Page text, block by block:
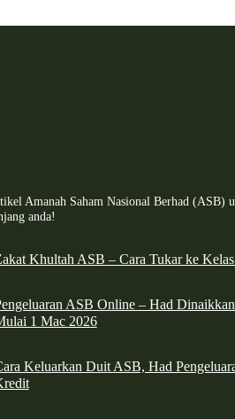
Amanah Saham Nasional Berhad (ASB)
anda!
Khultah ASB – Cara Tukar ke
ASB Online – Had
1 Mac 2026
Keluarkan Duit ASB, Had